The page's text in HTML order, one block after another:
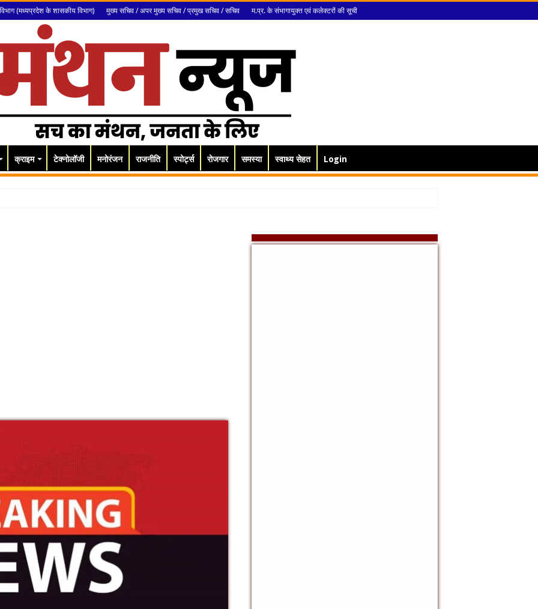
विभाग (मध्यप्रदेश के शासकीय विभाग) मुख्य सचिव / अपर मुख्य सचिव / प्रमुख सचिव / सचिव म.प्र. के संभागायुक्त एवं कलेक्टरों की सूची
क्राइम टेक्नोलॉजी मनोरंजन राजनीति स्पोर्ट्स रोजगार समस्या स्वाथ्य सेहत Login